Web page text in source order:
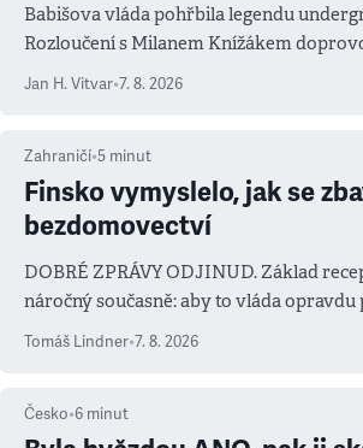
Babišova vláda pohřbila legendu
Rozloučení s Milanem Knížákem
Jan H. Vitvar•7. 8. 2026
Zahraničí•5 minut
Finsko vymyslelo, jak se
bezdomovectví
DOBRÉ ZPRÁVY ODJINUD. Základ
náročný současně: aby to vláda opravdu
Tomáš Lindner•7. 8. 2026
Česko•6 minut